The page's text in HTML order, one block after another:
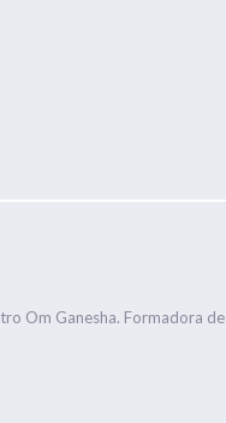
Om Ganesha. Formadora